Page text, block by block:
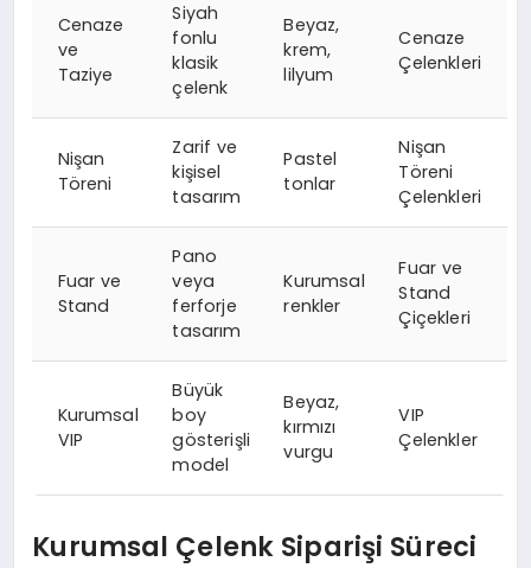
Cenaze
ve
Taziye
Siyah
fonlu
klasik
çelenk
Beyaz,
krem,
lilyum
Cenaze
Çelenkleri
Nişan
Töreni
Zarif ve
kişisel
tasarım
Pastel
tonlar
Nişan
Töreni
Çelenkleri
Fuar ve
Stand
Pano
veya
ferforje
tasarım
Kurumsal
renkler
Fuar ve
Stand
Çiçekleri
Kurumsal
VIP
Büyük
boy
gösterişli
model
Beyaz,
kırmızı
vurgu
VIP
Çelenkler
Kurumsal Çelenk Siparişi Süreci